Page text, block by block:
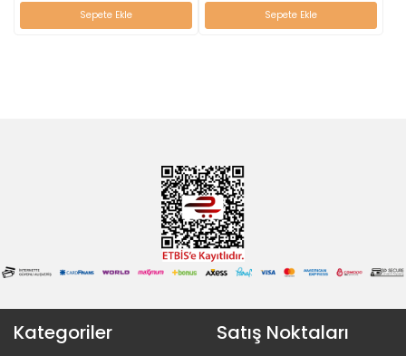
Sepete Ekle Sepete Ekle
Kategoriler Satış Noktaları